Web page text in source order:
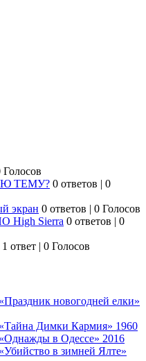
Голосов
ТЕМУ? 0 ответов | 0
экран 0 ответов | 0 Голосов
High Sierra 0 ответов | 0
1 ответ | 0 Голосов
новогодней елки»
Димки Кармия» 1960
в Одессе» 2016
в зимней Ялте»